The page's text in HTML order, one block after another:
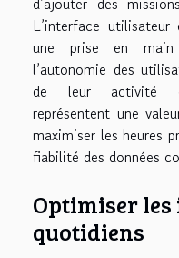
L’interface
une prise en
l’autonomie des
de leur activité
représentent une
maximiser les heures
fiabilité des données
Optimiser
quotidiens